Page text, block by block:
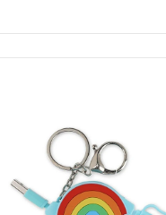
SEPETE EKLE